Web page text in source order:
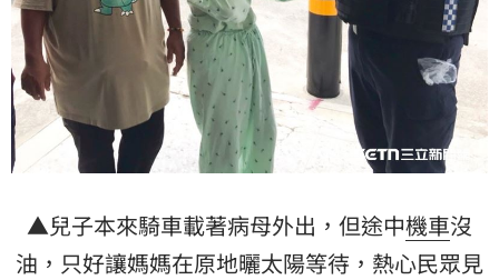
▲兒子本來騎車載著病母外出，但途中機車沒
油，只好讓媽媽在原地曬太陽等待，熱心民眾見